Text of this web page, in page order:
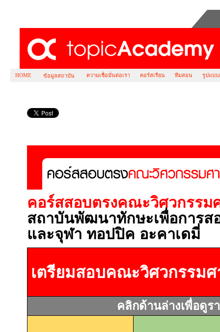
HOME ข้อมูลสถาบัน ความเชื่อมั่นต่อเรา คอร์สเรียน ทีมสอน รูปแบบ
คอร์สสอบตรงคณะวิศวกรรม
สถาบันพัฒนาทักษะเพื่อการส
และจุฬา ทอปปิค อะคาเดมี่
เตรียมสอบคณะวิศวกรรม
คลิกด้านล่างเพื่อดูร